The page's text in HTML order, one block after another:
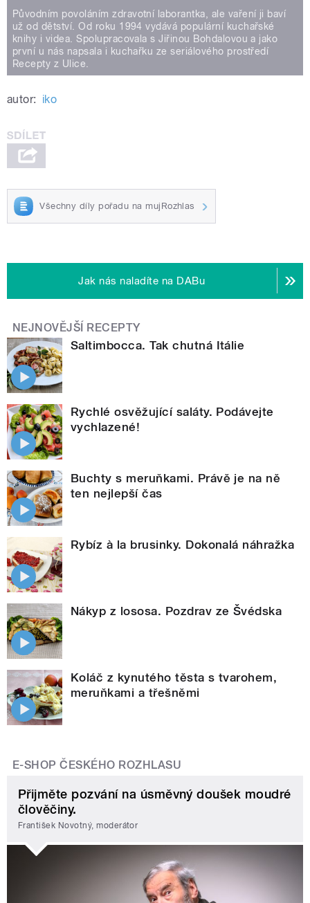
Původním povoláním zdravotní laborantka, ale vaření ji baví
už od dětství. Od roku 1994 vydává populární kuchařské
knihy i videa. Spolupracovala s Jiřinou Bohdalovou a jako
první u nás napsala i kuchařku ze seriálového prostředí
Recepty z Ulice.
autor: iko
Všechny díly pořadu na mujRozhlas
Jak nás naladíte na DABu
NEJNOVĚJŠÍ RECEPTY
Saltimbocca. Tak chutná Itálie
Rychlé osvěžující saláty. Podávejte
vychlazené!
Buchty s meruňkami. Právě je na ně
ten nejlepší čas
Rybíz à la brusinky. Dokonalá náhražka
Nákyp z lososa. Pozdrav ze Švédska
Koláč z kynutého těsta s tvarohem,
meruňkami a třešněmi
E-SHOP ČESKÉHO ROZHLASU
Přijměte pozvání na úsměvný doušek moudré
člověčiny.
František Novotný, moderátor